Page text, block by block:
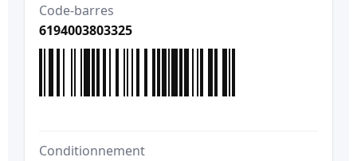
Code-barres
6194003803325
Conditionnement